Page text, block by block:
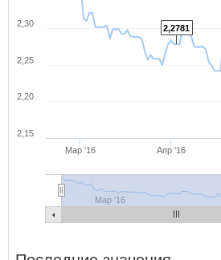
2,2781
Мар '16 Апр '16
Мар '16
2,15
2,20
2,25
2,30